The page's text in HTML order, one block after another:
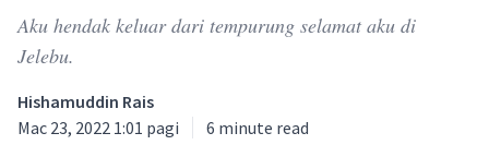
Aku hendak keluar dari tempurung selamat aku di
Jelebu.
Hishamuddin Rais
Mac 23, 2022 1:01 pagi
6 minute read